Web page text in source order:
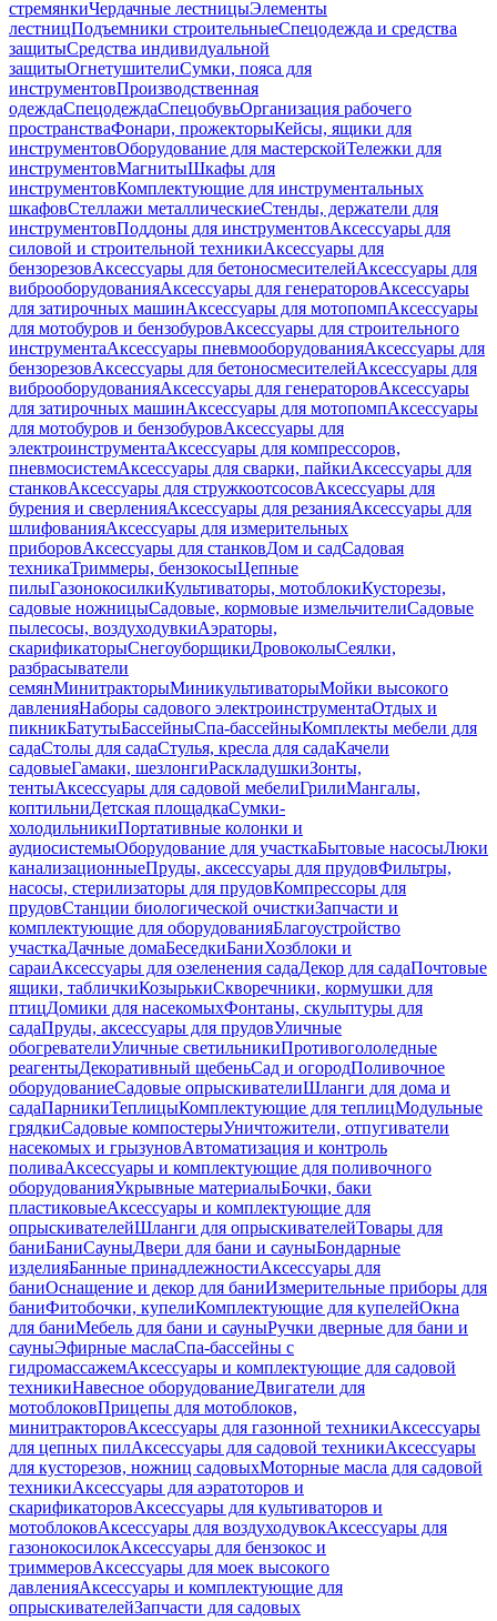
стремянкиЧердачные лестницыЭлементы
лестницПодъемники строительныеСпецодежда и средства
защитыСредства индивидуальной
защитыОгнетушителиСумки, пояса для
инструментовПроизводственная
одеждаСпецодеждаСпецобувьОрганизация рабочего
пространстваФонари, прожекторыКейсы, ящики для
инструментовОборудование для мастерскойТележки для
инструментовМагнитыШкафы для
инструментовКомплектующие для инструментальных
шкафовСтеллажи металлическиеСтенды, держатели для
инструментовПоддоны для инструментовАксессуары для
силовой и строительной техникиАксессуары для
бензорезовАксессуары для бетоносмесителейАксессуары для
виброоборудованияАксессуары для генераторовАксессуары
для затирочных машинАксессуары для мотопомпАксессуары
для мотобуров и бензобуровАксессуары для строительного
инструментаАксессуары пневмооборудованияАксессуары для
бензорезовАксессуары для бетоносмесителейАксессуары для
виброоборудованияАксессуары для генераторовАксессуары
для затирочных машинАксессуары для мотопомпАксессуары
для мотобуров и бензобуровАксессуары для
электроинструментаАксессуары для компрессоров,
пневмосистемАксессуары для сварки, пайкиАксессуары для
станковАксессуары для стружкоотсосовАксессуары для
бурения и сверленияАксессуары для резанияАксессуары для
шлифованияАксессуары для измерительных
приборовАксессуары для станковДом и садСадовая
техникаТриммеры, бензокосыЦепные
пилыГазонокосилкиКультиваторы, мотоблокиКусторезы,
садовые ножницыСадовые, кормовые измельчителиСадовые
пылесосы, воздуходувкиАэраторы,
скарификаторыСнегоуборщикиДровоколыСеялки,
разбрасыватели
семянМинитракторыМиникультиваторыМойки высокого
давленияНаборы садового электроинструментаОтдых и
пикникБатутыБассейныСпа-бассейныКомплекты мебели для
садаСтолы для садаСтулья, кресла для садаКачели
садовыеГамаки, шезлонгиРаскладушкиЗонты,
тентыАксессуары для садовой мебелиГрилиМангалы,
коптильниДетская площадкаСумки-
холодильникиПортативные колонки и
аудиосистемыОборудование для участкаБытовые насосыЛюки
канализационныеПруды, аксессуары для прудовФильтры,
насосы, стерилизаторы для прудовКомпрессоры для
прудовСтанции биологической очисткиЗапчасти и
комплектующие для оборудованияБлагоустройство
участкаДачные домаБеседкиБаниХозблоки и
сараиАксессуары для озеленения садаДекор для садаПочтовые
ящики, табличкиКозырькиСкворечники, кормушки для
птицДомики для насекомыхФонтаны, скульптуры для
садаПруды, аксессуары для прудовУличные
обогревателиУличные светильникиПротивогололедные
реагентыДекоративный щебеньСад и огородПоливочное
оборудованиеСадовые опрыскивателиШланги для дома и
садаПарникиТеплицыКомплектующие для теплицМодульные
грядкиСадовые компостерыУничтожители, отпугиватели
насекомых и грызуновАвтоматизация и контроль
поливаАксессуары и комплектующие для поливочного
оборудованияУкрывные материалыБочки, баки
пластиковыеАксессуары и комплектующие для
опрыскивателейШланги для опрыскивателейТовары для
баниБаниСауныДвери для бани и сауныБондарные
изделияБанные принадлежностиАксессуары для
баниОснащение и декор для баниИзмерительные приборы для
баниФитобочки, купелиКомплектующие для купелейОкна
для баниМебель для бани и сауныРучки дверные для бани и
сауныЭфирные маслаСпа-бассейны с
гидромассажемАксессуары и комплектующие для садовой
техникиНавесное оборудованиеДвигатели для
мотоблоковПрицепы для мотоблоков,
минитракторовАксессуары для газонной техникиАксессуары
для цепных пилАксессуары для садовой техникиАксессуары
для кусторезов, ножниц садовыхМоторные масла для садовой
техникиАксессуары для аэратоторов и
скарификаторовАксессуары для культиваторов и
мотоблоковАксессуары для воздуходувокАксессуары для
газонокосилокАксессуары для бензокос и
триммеровАксессуары для моек высокого
давленияАксессуары и комплектующие для
опрыскивателейЗапчасти для садовых